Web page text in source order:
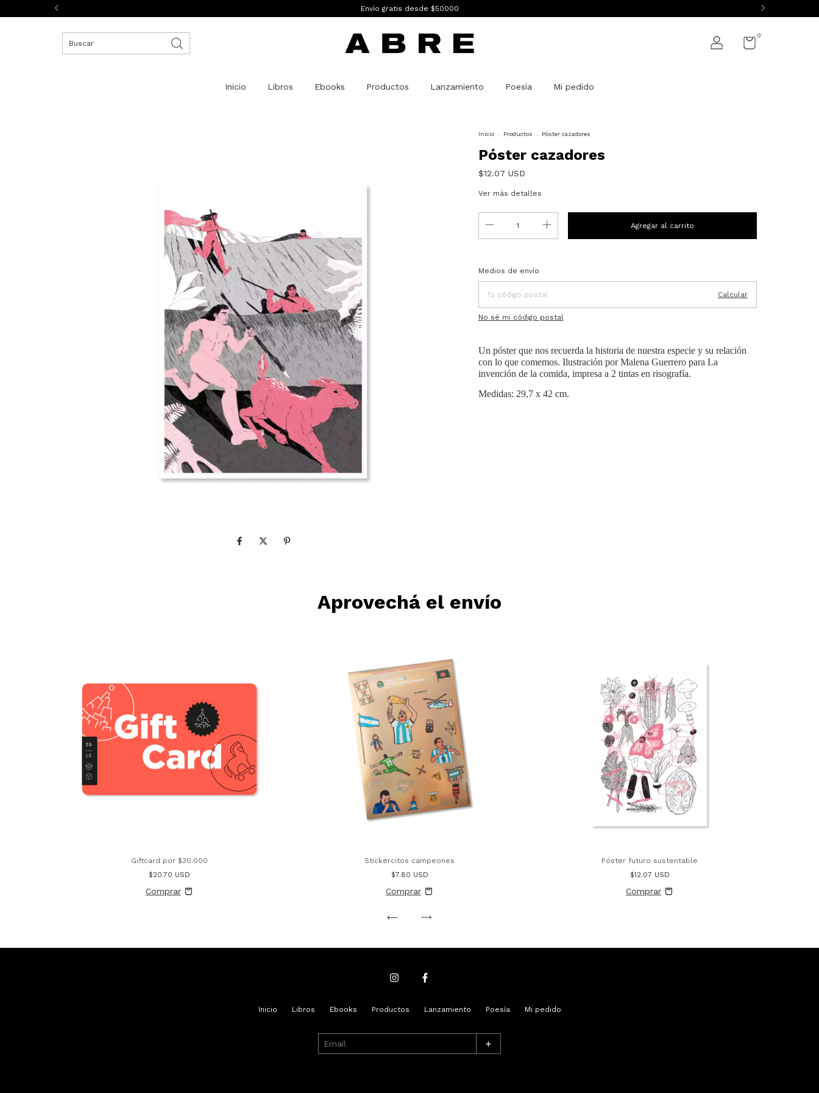
Envío gratis desde $50000
0
Inicio Libros Ebooks Productos Lanzamiento Poesía Mi pedido
Inicio Productos Póster cazadores
Póster cazadores
$12.07 USD
Ver más detalles
Entregas para el CP:
Medios de envío
Calcular
No sé mi código postal
Un póster que nos recuerda la historia de nuestra especie y su relación
con lo que comemos. Ilustración por Malena Guerrero para La
invención de la comida, impresa a 2 tintas en risografía.
Medidas: 29,7 x 42 cm.
Aprovechá el envío
Giftcard por $30.000
$20.70 USD
Stickercitos campeones
$7.80 USD
Póster futuro sustentable
$12.07 USD
Inicio Libros Ebooks Productos Lanzamiento Poesía Mi pedido
+